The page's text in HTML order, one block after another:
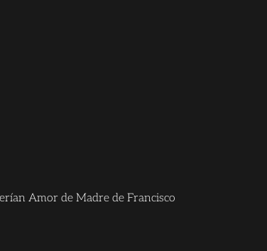
Amor de Madre de Francisco